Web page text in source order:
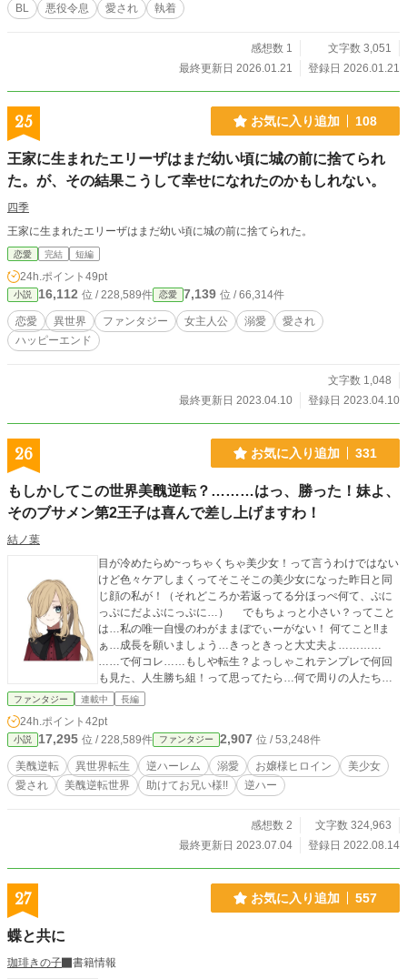
BL 悪役令息 愛され 執着
感想数 1
文字数 3,051
最終更新日 2026.01.21
登録日 2026.01.21
25 お気に入り追加 108
王家に生まれたエリーザはまだ幼い頃に城の前に捨てられ
た。が、その結果こうして幸せになれたのかもしれない。
四季
王家に生まれたエリーザはまだ幼い頃に城の前に捨てられた。
恋愛 完結 短編
24h.ポイント 49pt
小説 16,112 位 / 228,589件 恋愛 7,139 位 / 66,314件
恋愛 異世界 ファンタジー 女主人公 溺愛
愛され
ハッピーエンド
文字数 1,048
最終更新日 2023.04.10
登録日 2023.04.10
26 お気に入り追加 331
もしかしてこの世界美醜逆転？………はっ、勝った！妹よ、
そのブサメン第2王子は喜んで差し上げますわ！
結ノ葉
目が冷めたらめ~っちゃくちゃ美少女！って言うわけではない
けど色々ケアしまくってそこそこの美少女になった昨日と同
じ顔の私が！（それどころか若返ってる分ほっぺ何て、ぷに
っぷにだよぷにっぷに…） でもちょっと小さい？ってこと
は…私の唯一自慢のわがままぼでぃーがない！ 何てこと‼ま
ぁ…成長を願いましょう…きっときっと大丈夫よ…………
……で何コレ……もしや転生？よっしゃこれテンプレで何回
も見た、人生勝ち組！って思ってたら…何で周りの人たち布
被ってんの！？宗教？宗教なの？え…親もお兄ちゃまも？こ
見ても外に出てもブサメンばっか……イヤ無理無理無理外出
たく無い… え？何で俺イケメンだろみたいな顔して外歩いて
んの？絶対にケア何もしてない…まじで無理清潔感皆無じゃ
ん…清潔感…com…back… ってん？あれは………うちのバカ
（妹）と第2王子？ 無理…清潔感皆無×清潔感皆無…うぇ…せ
で！恥ずかしいとかじゃないから！やだ！匂い移るじゃな
い！ イヤー！！！！！助けてお兄ー様！
ファンタジー 連載中 長編
24h.ポイント 42pt
小説 17,295 位 / 228,589件 ファンタジー 2,907 位 / 53,248件
美醜逆転 異世界転生 逆ハーレム 溺愛 お嬢様ヒロイン
美少女
愛され
美醜逆転世界 助けてお兄い様!! 逆ハー
感想数 2
文字数 324,963
最終更新日 2023.07.04
登録日 2022.08.14
27 お気に入り追加 557
蝶と共に
珈琲きの子
書籍情報